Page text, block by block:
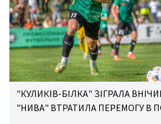
"КУЛИКІВ-БІЛКА" ЗІГРАЛА
"НИВА" ВТРАТИЛА ПЕРЕМОГУ В